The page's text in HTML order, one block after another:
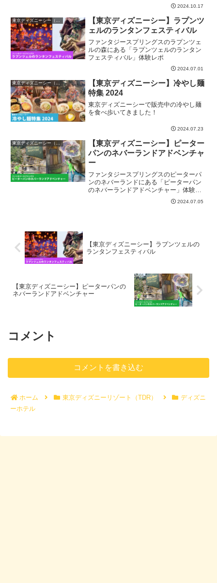
2024.10.17
【東京ディズニーシー】ラプンツ
ェルのランタンフェスティバル
ファンタジースプリングスのラプンツェ
ルの森にある「ラプンツェルのランタン
フェスティバル」体験レポ
2024.07.01
【東京ディズニーシー】冷やし麺
特集 2024
東京ディズニーシーで販売中の冷やし麺
を食べ歩いてきました！
2024.07.23
【東京ディズニーシー】ピーター
パンのネバーランドアドベンチャ
ー
ファンタジースプリングスのピーターパ
ンのネバーランドにある「ピーターパン
のネバーランドアドベンチャー」体験レ
2024.07.05
【東京ディズニーシー】ラプンツェルの
ランタンフェスティバル
【東京ディズニーシー】ピーターパンの
ネバーランドアドベンチャー
コメント
コメントを書き込む
ホーム 東京ディズニーリゾート（TDR）
ディズニ
ーホテル